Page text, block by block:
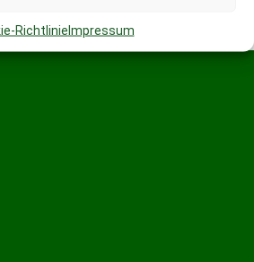
RichtlinieImpressum